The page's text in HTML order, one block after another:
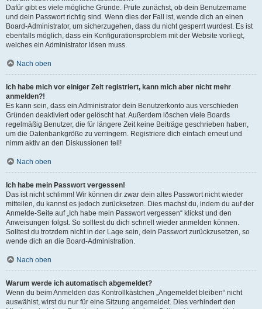
Dafür gibt es viele mögliche Gründe. Prüfe zunächst, ob dein Benutzername
und dein Passwort richtig sind. Wenn dies der Fall ist, wende dich an einen
Board-Administrator, um sicherzugehen, dass du nicht gesperrt wurdest. Es ist
ebenfalls möglich, dass ein Konfigurationsproblem mit der Website vorliegt,
welches ein Administrator lösen muss.
Nach oben
Ich habe mich vor einiger Zeit registriert, kann mich aber nicht mehr
anmelden?!
Es kann sein, dass ein Administrator dein Benutzerkonto aus verschieden
Gründen deaktiviert oder gelöscht hat. Außerdem löschen viele Boards
regelmäßig Benutzer, die für längere Zeit keine Beiträge geschrieben haben,
um die Datenbankgröße zu verringern. Registriere dich einfach erneut und
nimm aktiv an den Diskussionen teil!
Nach oben
Ich habe mein Passwort vergessen!
Das ist nicht schlimm! Wir können dir zwar dein altes Passwort nicht wieder
mitteilen, du kannst es jedoch zurücksetzen. Dies machst du, indem du auf der
Anmelde-Seite auf „Ich habe mein Passwort vergessen“ klickst und den
Anweisungen folgst. So solltest du dich schnell wieder anmelden können.
Solltest du trotzdem nicht in der Lage sein, dein Passwort zurückzusetzen, so
wende dich an die Board-Administration.
Nach oben
Warum werde ich automatisch abgemeldet?
Wenn du beim Anmelden das Kontrollkästchen „Angemeldet bleiben“ nicht
auswählst, wirst du nur für eine Sitzung angemeldet. Dies verhindert den